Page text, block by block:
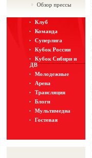
Обзор прессы
Клуб
Команда
Суперлига
Кубок России
Кубок Сибири и
ДВ
Молодежные
Арена
Трансляция
Блоги
Мультимедиа
Гостевая